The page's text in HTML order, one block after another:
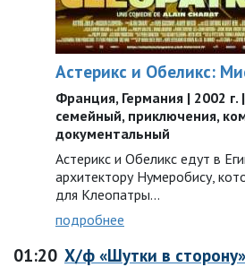
Астерикс и Обеликс:
Франция, Германия | 2002 г.
семейный, приключения,
документальный
Астерикс и Обеликс едут в
архитектору Нумеробису,
для Клеопатры...
подробнее
01:20 Х/ф «Шутки в сторону»